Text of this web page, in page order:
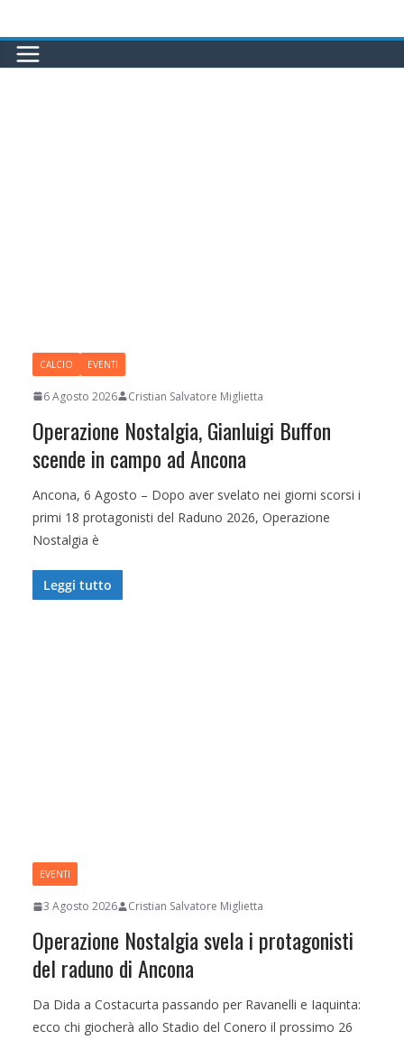
al
contenuto
CALCIO EVENTI
6 Agosto 2026 Cristian Salvatore Miglietta
Operazione Nostalgia, Gianluigi Buffon
scende in campo ad Ancona
Ancona, 6 Agosto – Dopo aver svelato nei giorni scorsi i
primi 18 protagonisti del Raduno 2026, Operazione
Nostalgia è
Leggi tutto
EVENTI
3 Agosto 2026 Cristian Salvatore Miglietta
Operazione Nostalgia svela i protagonisti
del raduno di Ancona
Da Dida a Costacurta passando per Ravanelli e Iaquinta:
ecco chi giocherà allo Stadio del Conero il prossimo 26